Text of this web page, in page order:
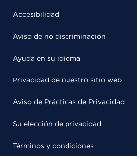
Accesibilidad
Aviso de no discriminación
Ayuda en su idioma
Privacidad de nuestro sitio web
Aviso de Prácticas de Privacidad
Su elección de privacidad
Términos y condiciones